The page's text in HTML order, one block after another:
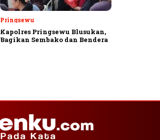
Pringsewu
Kapolres Pringsewu Blusukan,
Bagikan Sembako dan Bendera